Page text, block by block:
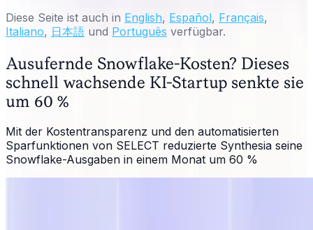
Diese Seite ist auch in English, Español, Français,
Italiano, 日本語 und Português verfügbar.
Ausufernde Snowflake-Kosten? Dieses
schnell wachsende KI-Startup senkte sie
um 60 %
Mit der Kostentransparenz und den automatisierten
Sparfunktionen von SELECT reduzierte Synthesia seine
Snowflake-Ausgaben in einem Monat um 60 %